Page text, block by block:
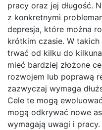
pracy oraz jej długość.
z konkretnymi
depresja, które można
krótkim czasie. W
trwać od kilku do
mieć bardziej złożone
rozwojem lub poprawą
zazwyczaj wymaga
Cele te mogą
mogą odkrywać nowe
wymagają uwagi i